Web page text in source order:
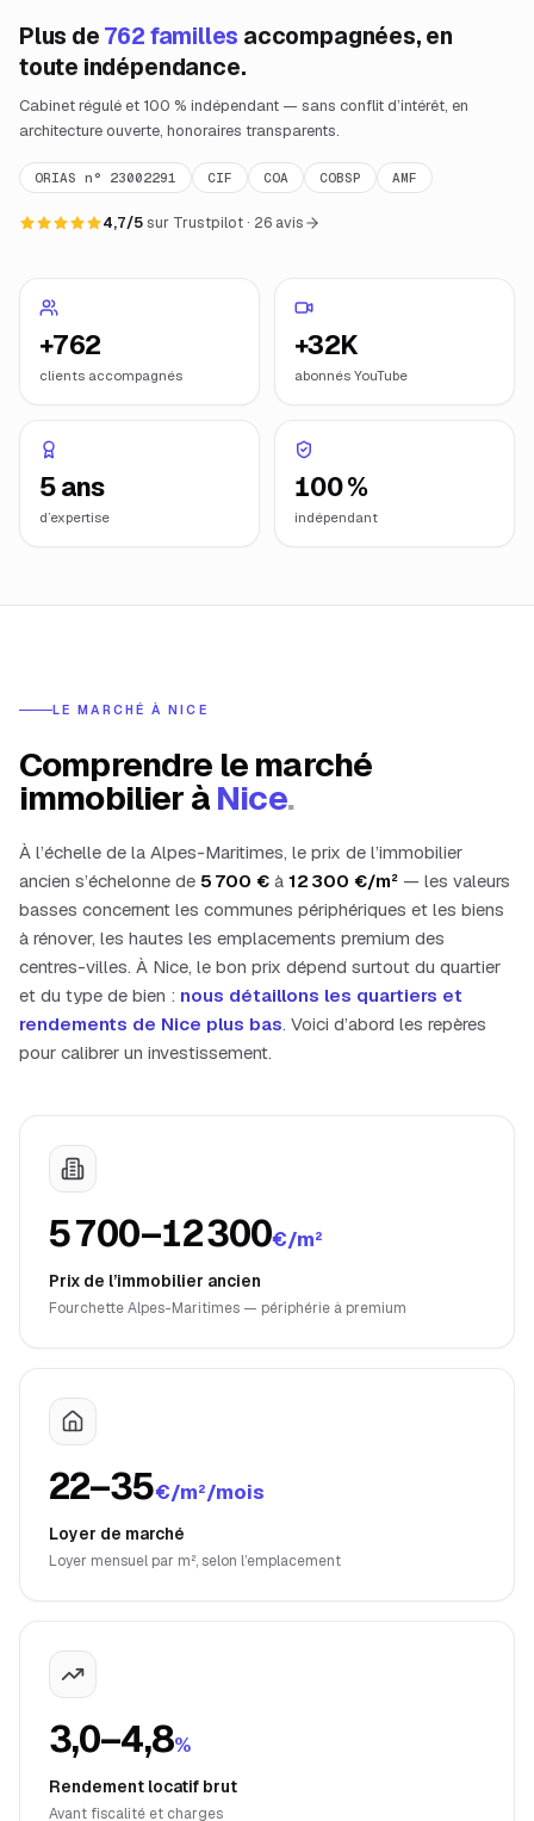
Plus de 762 familles accompagnées, en
toute indépendance.
Cabinet régulé et 100 % indépendant — sans conflit d’intérêt, en
architecture ouverte, honoraires transparents.
ORIAS n° 23002291 CIF COA COBSP AMF
4,7/5sur Trustpilot · 26 avis
+762
clients accompagnés
+32K
abonnés YouTube
5 ans
d’expertise
100 %
indépendant
LE MARCHÉ À NICE
Comprendre le marché
immobilier àNice.
À l’échelle de la Alpes-Maritimes, le prix de l’immobilier
ancien s’échelonne de 5 700 € à 12 300 €/m² — les valeurs
basses concernent les communes périphériques et les biens
à rénover, les hautes les emplacements premium des
centres-villes. À Nice, le bon prix dépend surtout du quartier
et du type de bien : nous détaillons les quartiers et
rendements de Nice plus bas. Voici d’abord les repères
pour calibrer un investissement.
5 700–12 300€/m²
Prix de l’immobilier ancien
Fourchette Alpes-Maritimes — périphérie à premium
22–35€/m²/mois
Loyer de marché
Loyer mensuel par m², selon l’emplacement
3,0–4,8%
Rendement locatif brut
Avant fiscalité et charges